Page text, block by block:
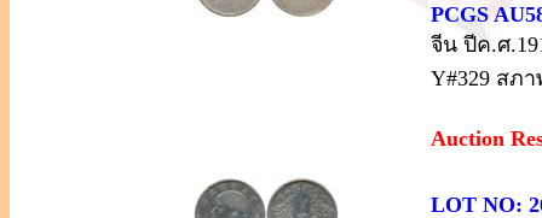
PCGS
จีน ปีค.ศ
Y#329 สภา
Auction
LOT NO: